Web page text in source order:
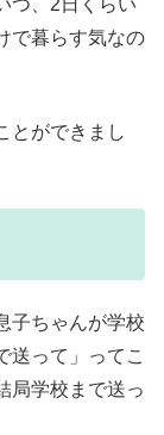
つ、2日くらい
で暮らす気なの
とができまし
子ちゃんが学校
送って」ってこ
局学校まで送っ